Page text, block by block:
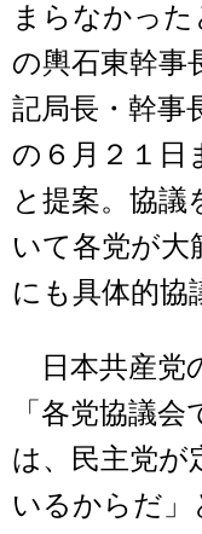
まらなかっ
の輿石東幹事
記局長・幹事
の６月２１日
と提案。協議
いて各党が大
にも具体的協
日本共産党
「各党協議
は、民主党が
いるからだ」